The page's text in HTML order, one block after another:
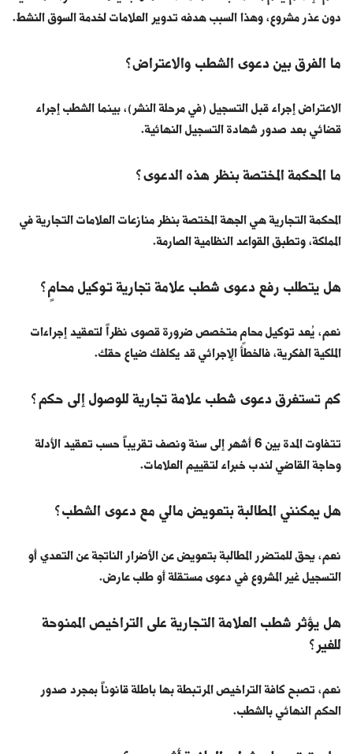
دون عذر مشروع، وهذا السبب هدفه تدوير العلامات لخدمة السوق النشط.
ما الفرق بين دعوى الشطب والاعتراض؟
الاعتراض إجراء قبل التسجيل (في مرحلة النشر)، بينما الشطب إجراء
قضائي بعد صدور شهادة التسجيل النهائية.
ما المحكمة المختصة بنظر هذه الدعوى؟
المحكمة التجارية هي الجهة المختصة بنظر منازعات العلامات التجارية في
المملكة، وتطبق القواعد النظامية الصارمة.
هل يتطلب رفع دعوى شطب علامة تجارية توكيل محامٍ؟
نعم، يُعد توكيل محامٍ متخصص ضرورة قصوى نظراً لتعقيد إجراءات
الملكية الفكرية، فالخطأ الإجرائي قد يكلفك ضياع حقك.
كم تستغرق دعوى شطب علامة تجارية للوصول إلى حكم؟
تتفاوت المدة بين 6 أشهر إلى سنة ونصف تقريباً حسب تعقيد الأدلة
وحاجة القاضي لندب خبراء لتقييم العلامات.
هل يمكنني المطالبة بتعويض مالي مع دعوى الشطب؟
نعم، يحق للمتضرر المطالبة بتعويض عن الأضرار الناتجة عن التعدي أو
التسجيل غير المشروع في دعوى مستقلة أو طلب عارض.
هل يؤثر شطب العلامة التجارية على التراخيص الممنوحة
للغير؟
نعم، تصبح كافة التراخيص المرتبطة بها باطلة قانوناً بمجرد صدور
الحكم النهائي بالشطب.